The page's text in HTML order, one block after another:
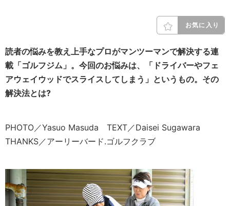
お気に入り
読者の悩みを教え上手なプロがマンツーマンで解決する連
載「ゴルフジム」。今回のお悩みは、「ドライバーやフェ
アウェイウッドでスライスしてしまう」というもの。その
解決法とは?
PHOTO／Yasuo Masuda TEXT／Daisei Sugawara
THANKS／アーリーバード.ゴルフクラブ